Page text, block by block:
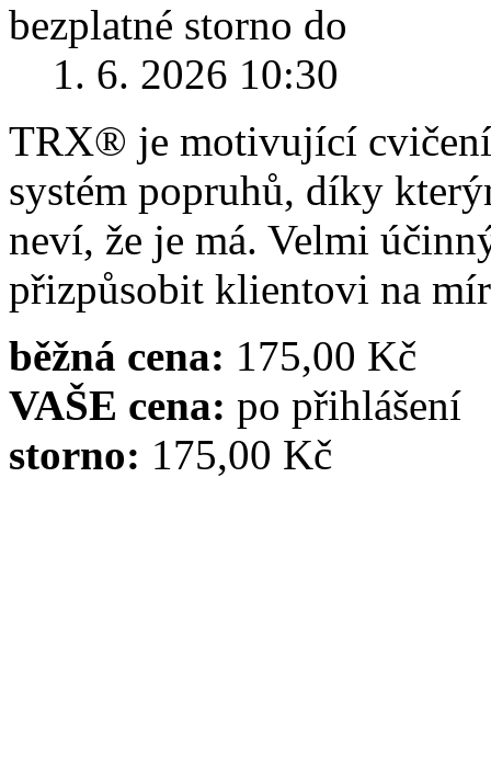
bezplatné storno do
1. 6. 2026 10:30
TRX® je motivující
systém popruhů, díky
neví, že je má. Velmi
přizpůsobit klientovi na
běžná cena: 175,00 Kč
VAŠE cena: po přihlášení
storno: 175,00 Kč